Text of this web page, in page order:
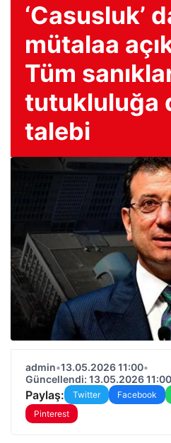
‘Casusluk’
mütalaa
Tüm
tutukluluğa
talebi
admin•13.05.2026 11:00•
Güncellendi: 13.05.2026 11:00
Paylaş: Twitter Facebook
Pinterest